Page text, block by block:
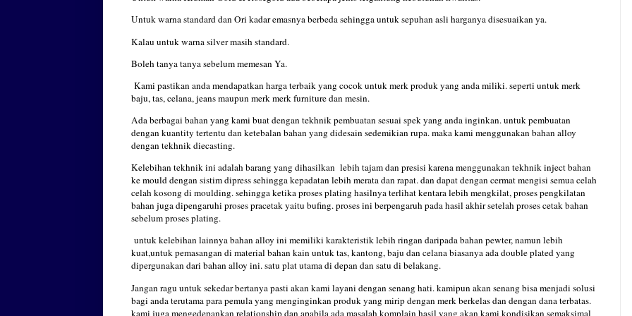
Untuk warna standard dan Ori kadar emasnya berbeda sehingga untuk sepuhan asli harganya disesuaikan ya.
Kalau untuk warna silver masih standard.
Boleh tanya tanya sebelum memesan Ya.
Kami pastikan anda mendapatkan harga terbaik yang cocok untuk merk produk yang anda miliki. seperti untuk merk
baju, tas, celana, jeans maupun merk merk furniture dan mesin.
Ada berbagai bahan yang kami buat dengan tekhnik pembuatan sesuai spek yang anda inginkan. untuk pembuatan
dengan kuantity tertentu dan ketebalan bahan yang didesain sedemikian rupa. maka kami menggunakan bahan alloy
dengan tekhnik diecasting.
Kelebihan tekhnik ini adalah barang yang dihasilkan lebih tajam dan presisi karena menggunakan tekhnik inject bahan
ke mould dengan sistim dipress sehingga kepadatan lebih merata dan rapat. dan dapat dengan cermat mengisi semua celah
celah kosong di moulding. sehingga ketika proses plating hasilnya terlihat kentara lebih mengkilat, proses pengkilatan
bahan juga dipengaruhi proses pracetak yaitu bufing. proses ini berpengaruh pada hasil akhir setelah proses cetak bahan
sebelum proses plating.
untuk kelebihan lainnya bahan alloy ini memiliki karakteristik lebih ringan daripada bahan pewter, namun lebih
kuat,untuk pemasangan di material bahan kain untuk tas, kantong, baju dan celana biasanya ada double plated yang
dipergunakan dari bahan alloy ini. satu plat utama di depan dan satu di belakang.
Jangan ragu untuk sekedar bertanya pasti akan kami layani dengan senang hati. kamipun akan senang bisa menjadi solusi
bagi anda terutama para pemula yang menginginkan produk yang mirip dengan merk berkelas dan dengan dana terbatas.
kami juga mengedepankan relationship dan apabila ada masalah komplain hasil yang akan kami kondisikan semaksimal